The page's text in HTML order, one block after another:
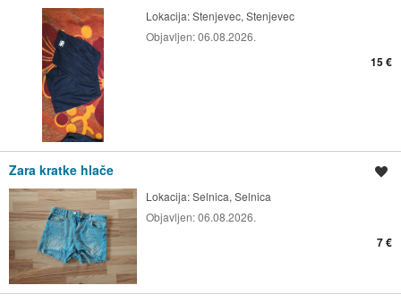
Lokacija:Stenjevec, Stenjevec
Objavljen:06.08.2026.
15 €
Zara kratke hlače
Lokacija:Selnica, Selnica
Objavljen:06.08.2026.
7 €